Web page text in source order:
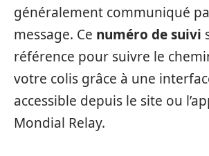
généralement communiqué
message. Ce numéro de suivi
référence pour suivre le
votre colis grâce à une
accessible depuis le site ou
Mondial Relay.